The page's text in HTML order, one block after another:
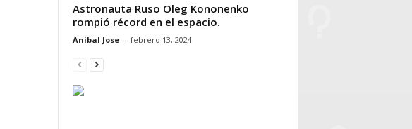
Astronauta Ruso Oleg Kononenko
rompió récord en el espacio.
Anibal Jose - febrero 13, 2024